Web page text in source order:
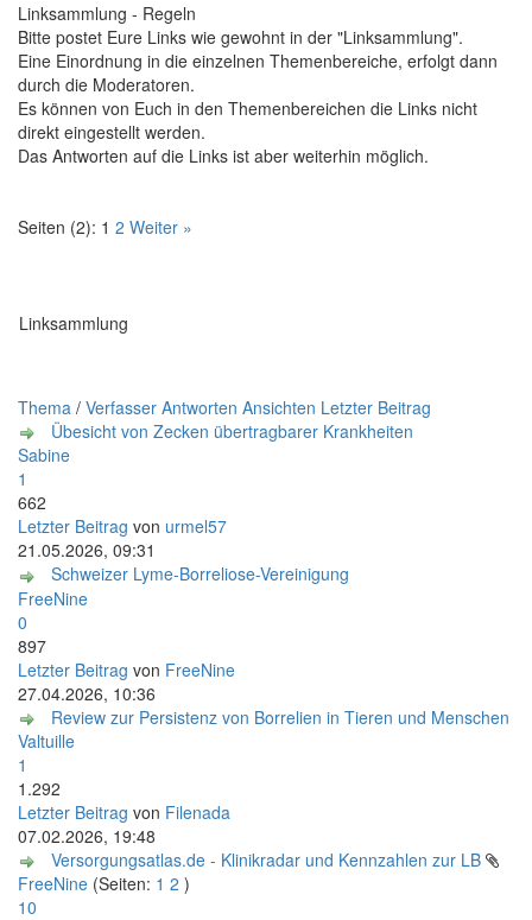
Linksammlung - Regeln
Bitte postet Eure Links wie gewohnt in der "Linksammlung".
Eine Einordnung in die einzelnen Themenbereiche, erfolgt dann
durch die Moderatoren.
Es können von Euch in den Themenbereichen die Links nicht
direkt eingestellt werden.
Das Antworten auf die Links ist aber weiterhin möglich.
Seiten (2): 1 2 Weiter »
Linksammlung
Thema / Verfasser Antworten Ansichten Letzter Beitrag
Übesicht von Zecken übertragbarer Krankheiten
Sabine
1
662
Letzter Beitrag von urmel57
21.05.2026, 09:31
Schweizer Lyme-Borreliose-Vereinigung
FreeNine
0
897
Letzter Beitrag von FreeNine
27.04.2026, 10:36
Review zur Persistenz von Borrelien in Tieren und Menschen
Valtuille
1
1.292
Letzter Beitrag von Filenada
07.02.2026, 19:48
Versorgungsatlas.de - Klinikradar und Kennzahlen zur LB
FreeNine (Seiten: 1 2 )
10